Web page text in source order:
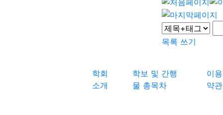
목록 쓰기
학회
소개
학보 및 간행
물 총목차
이용
약관